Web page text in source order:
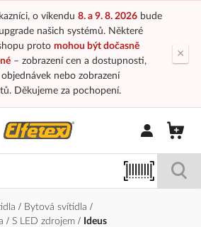
o víkendu 8. a 9. 8. 2026bude
našich systémů. Některé
proto mohou být dočasně
– zobrazení cen a dostupnosti,
nebo zobrazení
Děkujeme za pochopení.
×
Přihlásit/
Bytová svítidla
S LED zdrojem Ideus